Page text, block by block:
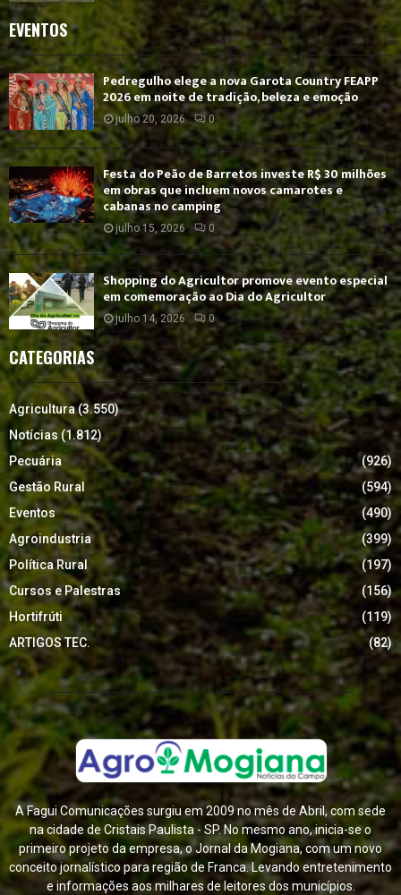
EVENTOS
Pedregulho elege a nova Garota Country FEAPP
2026 em noite de tradição, beleza e emoção
julho 20, 2026 0
Festa do Peão de Barretos investe R$ 30 milhões
em obras que incluem novos camarotes e
cabanas no camping
julho 15, 2026 0
Shopping do Agricultor promove evento especial
em comemoração ao Dia do Agricultor
julho 14, 2026 0
CATEGORIAS
Agricultura(3.550)
Notícias (1.812)
Pecuária
(926)
Gestão Rural
(594)
Eventos
(490)
Agroindustria
(399)
Política Rural
(197)
Cursos e Palestras
(156)
Hortifrúti
(119)
ARTIGOS TEC.
(82)
A Fagui Comunicações surgiu em 2009 no mês de Abril, com sede
na cidade de Cristais Paulista - SP. No mesmo ano, inicia-se o
primeiro projeto da empresa, o Jornal da Mogiana, com um novo
conceito jornalístico para região de Franca. Levando entretenimento
e informações aos milhares de leitores dos municípios.